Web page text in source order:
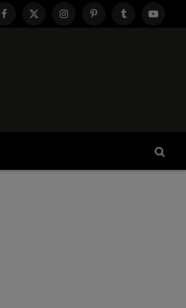
Facebook
X
InstagramPinterestTumblr